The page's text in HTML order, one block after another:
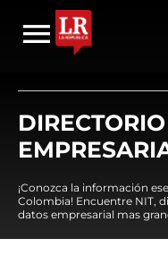
¡Conozca la información
Colombia! Encuentre NIT,
datos empresarial mas